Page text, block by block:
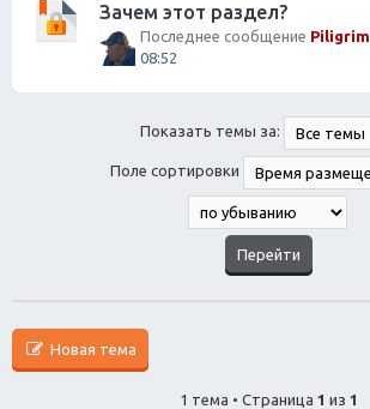
Зачем этот раздел?
Последнее сообщение Piligrim
08:52
Показать темы за:
Поле сортировки
Новая тема
1 тема • Страница 1 из 1